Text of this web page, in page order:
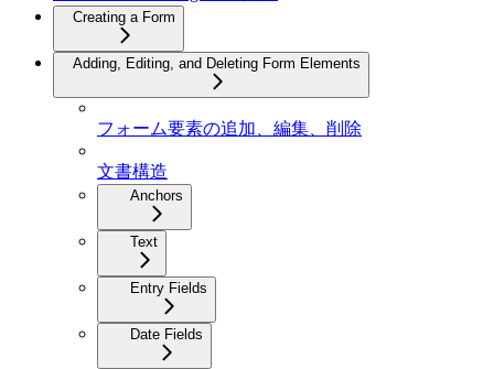
Creating a Form
Adding, Editing, and Deleting Form Elements
フォーム要素の追加、編集、削除
文書構造
Anchors
Text
Entry Fields
Date Fields